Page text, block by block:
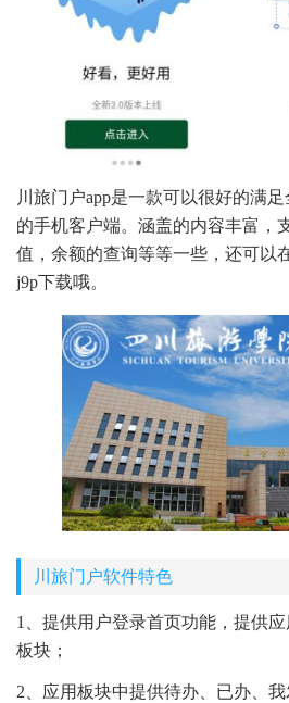
川旅门户app是一款可以很好的满
的手机客户端。涵盖的内容丰富，
值，余额的查询等等一些，还可以
j9p下载哦。
川旅门户软件特色
1、提供用户登录首页功能，提供
板块；
2、应用板块中提供待办、已办、